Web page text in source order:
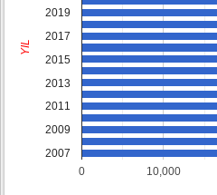
0 10,000
2019
2017
2015
2013
2011
2009
2007
YIL